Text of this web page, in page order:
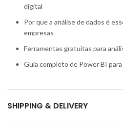
digital
Por que a análise de dados é
empresas
Ferramentas gratuitas para
Guia completo de Power BI
SHIPPING & DELIVERY